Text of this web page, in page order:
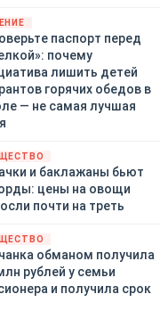
паспорт перед
почему
лишить детей
горячих обедов в
— не самая лучшая
и баклажаны бьют
цены на овощи
почти на треть
обманом получила
рублей у семьи
и получила срок